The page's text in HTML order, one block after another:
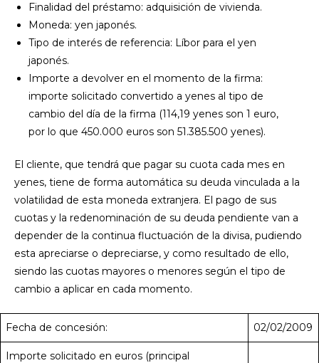
Finalidad del préstamo: adquisición de vivienda.
Moneda: yen japonés.
Tipo de interés de referencia: Líbor para el yen
japonés.
Importe a devolver en el momento de la firma:
importe solicitado convertido a yenes al tipo de
cambio del día de la firma (114,19 yenes son 1 euro,
por lo que 450.000 euros son 51.385.500 yenes).
El cliente, que tendrá que pagar su cuota cada mes en
yenes, tiene de forma automática su deuda vinculada a la
volatilidad de esta moneda extranjera. El pago de sus
cuotas y la redenominación de su deuda pendiente van a
depender de la continua fluctuación de la divisa, pudiendo
esta apreciarse o depreciarse, y como resultado de ello,
siendo las cuotas mayores o menores según el tipo de
cambio a aplicar en cada momento.
Fecha de concesión: 02/02/2009
Importe solicitado en euros (principal